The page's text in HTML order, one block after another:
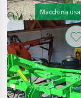
Macchina